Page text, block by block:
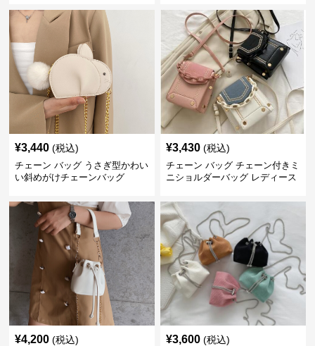
¥3,440 (税込)
チェーン バッグ うさぎ型かわい
い斜めがけチェーンバッグ
¥3,430 (税込)
チェーン バッグ チェーン付きミ
ニショルダーバッグ レディース
¥4,200 (税込) ¥3,600 (税込)